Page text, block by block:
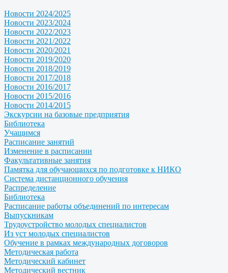
Новости 2024/2025
Новости 2023/2024
Новости 2022/2023
Новости 2021/2022
Новости 2020/2021
Новости 2019/2020
Новости 2018/2019
Новости 2017/2018
Новости 2016/2017
Новости 2015/2016
Новости 2014/2015
Экскурсии на базовые предприятия
Библиотека
Учащимся
Расписание занятий
Изменение в расписании
Факультативные занятия
Памятка для обучающихся по подготовке к НИКО
Система дистанционного обучения
Распределение
Библиотека
Расписание работы объединений по интересам
Выпускникам
Трудоустройство молодых специалистов
Из уст молодых специалистов
Обучение в рамках международных договоров
Методическая работа
Методический кабинет
Методический вестник